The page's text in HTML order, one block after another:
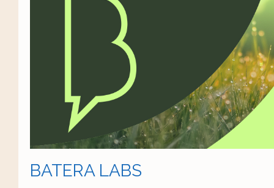
BATERA LABS